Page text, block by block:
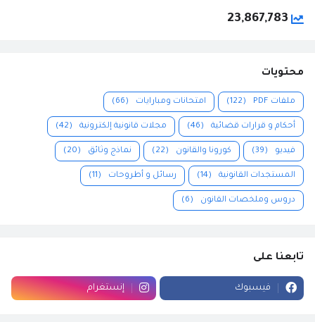
23,867,783
محتويات
ملفات PDF (122) امتحانات ومبارايات (66)
أحكام و قرارات قضائية (46) مجلات قانونية إلكترونية (42)
فيديو (39) كورونا والقانون (22) نماذج وثائق (20)
المستجدات القانونية (14) رسائل و أطروحات (11)
دروس وملخصات القانون (6)
تابعنا على
فيسبوك إنستغرام